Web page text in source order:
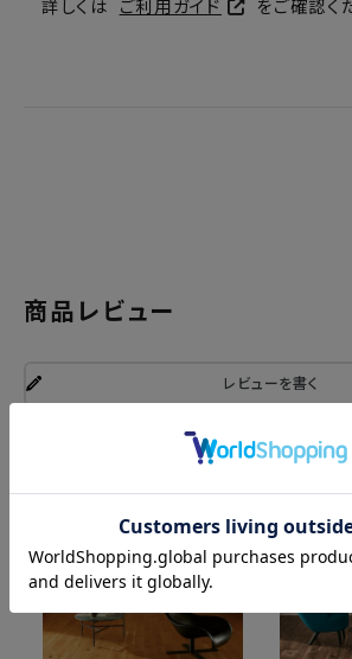
詳しくは ご利用ガイド をご確認く
商品レビュー
レビューを書く
関連商品